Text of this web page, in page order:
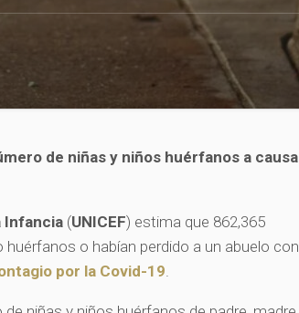
de niñas y niños huérfanos a causa
Infancia (UNICEF) estima que 862,365
o habían perdido a un abuelo con
por la Covid-19.